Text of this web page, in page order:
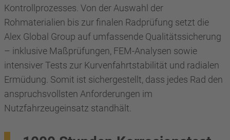
Kontrollprozesses. Von der Auswahl der
Rohmaterialien bis zur finalen Radprüfung setzt die
Alex Global Group auf umfassende Qualitätssicherung
– inklusive Maßprüfungen, FEM-Analysen sowie
intensiver Tests zur Kurvenfahrtstabilität und radialen
Ermüdung. Somit ist sichergestellt, dass jedes Rad den
anspruchsvollsten Anforderungen im
Nutzfahrzeugeinsatz standhält.